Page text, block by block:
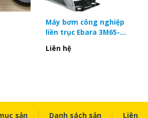
khí Atlas copco 1089057533
khí Atlas copco 1089057573
khí Atlas copco 1089057526
Máy bơm công nghiệp
liền trục Ebara 3M65-
Liên hệ
sản
Danh sách sản
Liên